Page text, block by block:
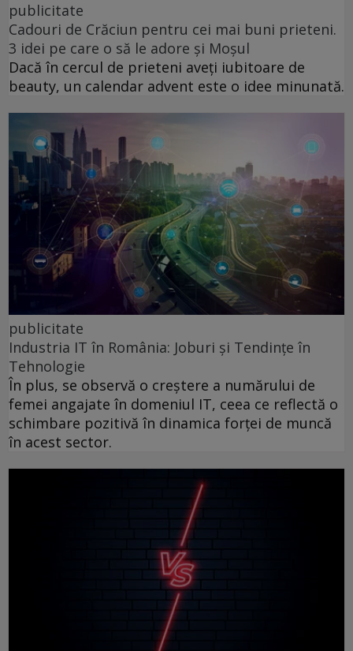
publicitate
Cadouri de Crăciun pentru cei mai buni prieteni.
3 idei pe care o să le adore și Moșul
Dacă în cercul de prieteni aveți iubitoare de
beauty, un calendar advent este o idee minunată.
publicitate
Industria IT în România: Joburi și Tendințe în
Tehnologie
În plus, se observă o creștere a numărului de
femei angajate în domeniul IT, ceea ce reflectă o
schimbare pozitivă în dinamica forței de muncă
în acest sector.